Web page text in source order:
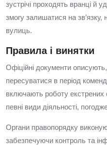
зустрічі проходять вранці й
змогу залишатися на зв’язку,
вулиць.
Правила і винятки
Офіційні документи
пересуватися в період
включають роботу
певні види діяльності,
Органи правопорядку
забезпечуючи контроль та